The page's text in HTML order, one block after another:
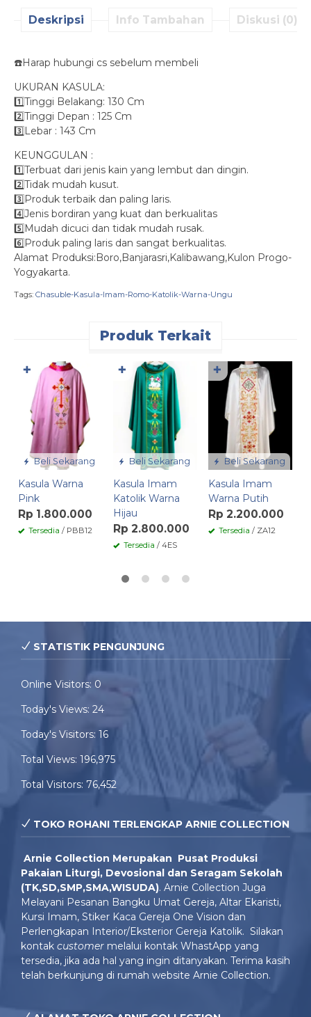
Deskripsi Info Tambahan Diskusi (0)
☎️Harap hubungi cs sebelum membeli
UKURAN KASULA:
1️⃣Tinggi Belakang: 130 Cm
2️⃣Tinggi Depan : 125 Cm
3️⃣Lebar : 143 Cm
KEUNGGULAN :
1️⃣Terbuat dari jenis kain yang lembut dan dingin.
2️⃣Tidak mudah kusut.
3️⃣Produk terbaik dan paling laris.
4️⃣Jenis bordiran yang kuat dan berkualitas
5️⃣Mudah dicuci dan tidak mudah rusak.
6️⃣Produk paling laris dan sangat berkualitas.
Alamat Produksi:Boro,Banjarasri,Kalibawang,Kulon Progo-
Yogyakarta.
Tags: Chasuble-Kasula-Imam-Romo-Katolik-Warna-Ungu
Produk Terkait
Beli Sekarang
Kasula Warna
Pink
Rp 1.800.000
Tersedia / PBB12
✚
Beli Sekarang
Kasula Imam
Katolik Warna
Hijau
Rp 2.800.000
Tersedia / 4ES
✚
Beli Sekarang
Kasula Imam
Warna Putih
Rp 2.200.000
Tersedia / ZA12
✚
STATISTIK PENGUNJUNG
Online Visitors: 0
Today's Views: 24
Today's Visitors: 16
Total Views: 196,975
Total Visitors: 76,452
TOKO ROHANI TERLENGKAP ARNIE COLLECTION
Arnie Collection Merupakan Pusat Produksi
Pakaian Liturgi, Devosional dan Seragam Sekolah
(TK,SD,SMP,SMA,WISUDA). Arnie Collection Juga
Melayani Pesanan Bangku Umat Gereja, Altar Ekaristi,
Kursi Imam, Stiker Kaca Gereja One Vision dan
Perlengkapan Interior/Eksterior Gereja Katolik. Silakan
kontak customer melalui kontak WhastApp yang
tersedia, jika ada hal yang ingin ditanyakan. Terima kasih
telah berkunjung di rumah website Arnie Collection.